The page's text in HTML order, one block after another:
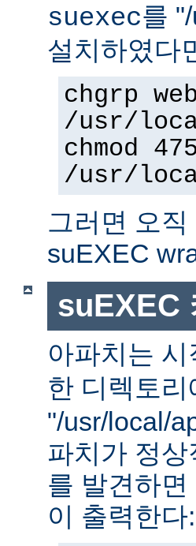
suexec를
설치하였다
chgrp
/usr/
chmod
/usr/
그러면 오
suEXEC
suEXEC
아파치는 시
한 디렉토리
"/usr/local/
파치가 정
를 발견하
이 출력한다: